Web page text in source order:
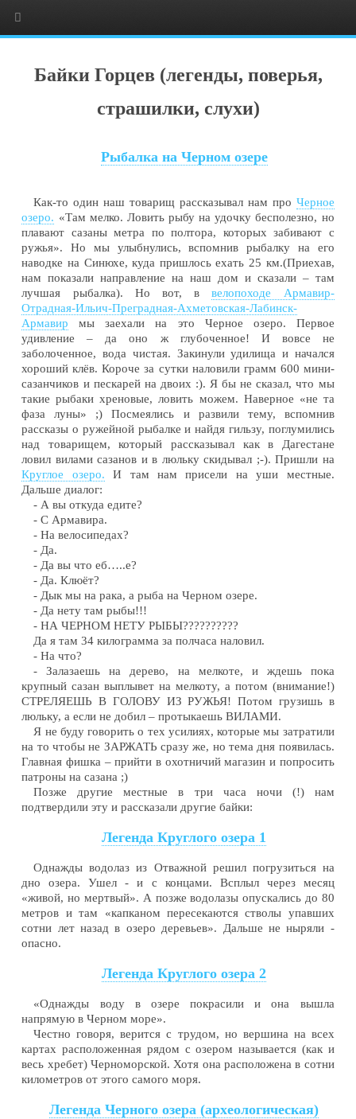
Байки Горцев (легенды, поверья,
страшилки, слухи)
Рыбалка на Черном озере
Как-то один наш товарищ рассказывал нам про Черное
озеро. «Там мелко. Ловить рыбу на удочку бесполезно, но
плавают сазаны метра по полтора, которых забивают с
ружья». Но мы улыбнулись, вспомнив рыбалку на его
наводке на Синюхе, куда пришлось ехать 25 км.(Приехав,
нам показали направление на наш дом и сказали – там
лучшая рыбалка). Но вот, ввелопоходе Армавир-
Отрадная-Ильич-Преградная-Ахметовская-Лабинск-
Армавир мы заехали на это Черное озеро. Первое
удивление – да оно ж глубоченное! И вовсе не
заболоченное, вода чистая. Закинули удилища и начался
хороший клёв. Короче за сутки наловили грамм 600 мини-
сазанчиков и пескарей на двоих :). Я бы не сказал, что мы
такие рыбаки хреновые, ловить можем. Наверное «не та
фаза луны» ;) Посмеялись и развили тему, вспомнив
рассказы о ружейной рыбалке и найдя гильзу, поглумились
над товарищем, который рассказывал как в Дагестане
ловил вилами сазанов и в люльку скидывал ;-). Пришли на
Круглое озеро. И там нам присели на уши местные.
Дальше диалог:
- А вы откуда едите?
- С Армавира.
- На велосипедах?
- Да.
- Да вы что еб…..е?
- Да. Клюёт?
- Дык мы на рака, а рыба на Черном озере.
- Да нету там рыбы!!!
- НА ЧЕРНОМ НЕТУ РЫБЫ??????????
Да я там 34 килограмма за полчаса наловил.
- На что?
- Залазаешь на дерево, на мелкоте, и ждешь пока
крупный сазан выплывет на мелкоту, а потом (внимание!)
СТРЕЛЯЕШЬ В ГОЛОВУ ИЗ РУЖЬЯ! Потом грузишь в
люльку, а если не добил – протыкаешь ВИЛАМИ.
Я не буду говорить о тех усилиях, которые мы затратили
на то чтобы не ЗАРЖАТЬ сразу же, но тема дня появилась.
Главная фишка – прийти в охотничий магазин и попросить
патроны на сазана ;)
Позже другие местные в три часа ночи (!) нам
подтвердили эту и рассказали другие байки:
Легенда Круглого озера 1
Однажды водолаз из Отважной решил погрузиться на
дно озера. Ушел - и с концами. Всплыл через месяц
«живой, но мертвый». А позже водолазы опускались до 80
метров и там «капканом пересекаются стволы упавших
сотни лет назад в озеро деревьев». Дальше не ныряли -
опасно.
Легенда Круглого озера 2
«Однажды воду в озере покрасили и она вышла
напрямую в Черном море».
Честно говоря, верится с трудом, но вершина на всех
картах расположенная рядом с озером называется (как и
весь хребет) Черноморской. Хотя она расположена в сотни
километров от этого самого моря.
Легенда Черного озера (археологическая)